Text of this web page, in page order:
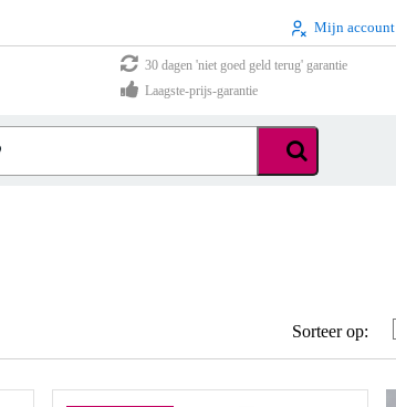
Mijn account
30 dagen 'niet goed geld terug' garantie
Laagste-prijs-garantie
Sorteer op: